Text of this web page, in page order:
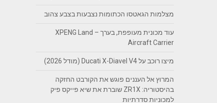
מצלמות הגאטסו הכתומות נצבעות בצבע צהוב
עוד מכונית מעופפת, בערך – XPENG Land
Aircraft Carrier
מיצו רוכב על Ducati X-Diavel V4 (מודל 2026)
המרוץ אל העננים פוגש את הקורבט החזקה
בהיסטוריה: ZR1X שוברת את שיא פייקס פיק
למכוניות סדרתיות